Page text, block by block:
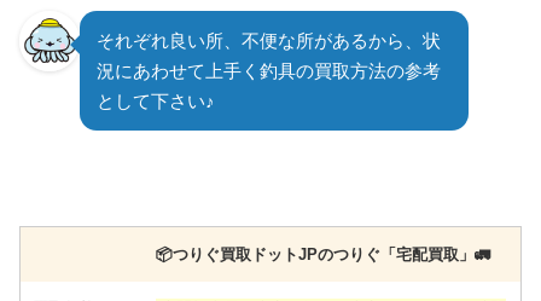
それぞれ良い所、不便な所があるから、状
況にあわせて上手く釣具の買取方法の参考
として下さい♪
📦️つりぐ買取ドットJPのつりぐ「宅配買取」🚛